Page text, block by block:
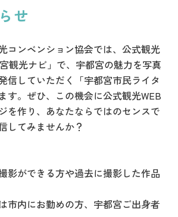
せ
コンベンション協会では、公式観光
観光ナビ」で、宇都宮の魅力を写真
信していただく「宇都宮市民ライタ
す。ぜひ、この機会に公式観光WEB
を作り、あなたならではのセンスで
してみませんか？
ができる方や過去に撮影した作品
内にお勤めの方、宇都宮ご出身者
アップ
ての宇都宮
市民ライター
チケット
撮影支援・